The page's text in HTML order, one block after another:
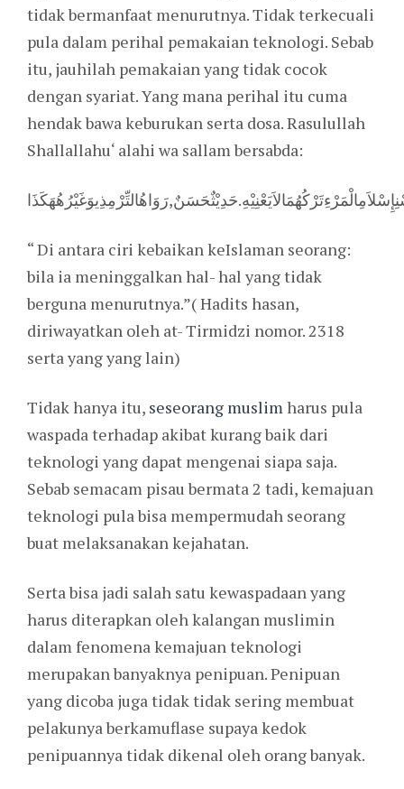
tidak bermanfaat menurutnya. Tidak terkecuali
pula dalam perihal pemakaian teknologi. Sebab
itu, jauhilah pemakaian yang tidak cocok
dengan syariat. Yang mana perihal itu cuma
hendak bawa keburukan serta dosa. Rasulullah
Shallallahu‘ alahi wa sallam bersabda:
“ Di antara ciri kebaikan keIslaman seorang:
bila ia meninggalkan hal- hal yang tidak
berguna menurutnya.”( Hadits hasan,
diriwayatkan oleh at- Tirmidzi nomor. 2318
serta yang yang lain)
Tidak hanya itu, seseorang muslimharus pula
waspada terhadap akibat kurang baik dari
teknologi yang dapat mengenai siapa saja.
Sebab semacam pisau bermata 2 tadi, kemajuan
teknologi pula bisa mempermudah seorang
buat melaksanakan kejahatan.
Serta bisa jadi salah satu kewaspadaan yang
harus diterapkan oleh kalangan muslimin
dalam fenomena kemajuan teknologi
merupakan banyaknya penipuan. Penipuan
yang dicoba juga tidak tidak sering membuat
pelakunya berkamuflase supaya kedok
penipuannya tidak dikenal oleh orang banyak.